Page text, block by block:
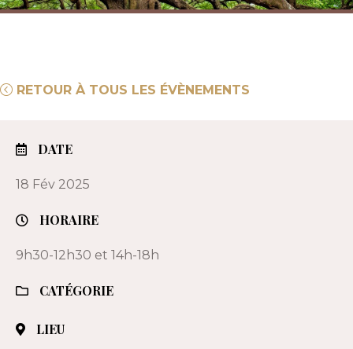
RETOUR À TOUS LES ÉVÈNEMENTS
DATE
18 Fév 2025
HORAIRE
9h30-12h30 et 14h-18h
CATÉGORIE
LIEU